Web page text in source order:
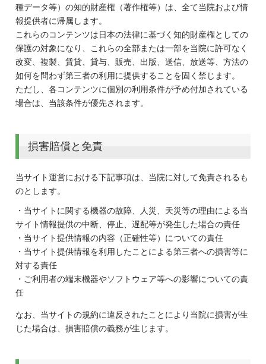
種データ等）の知的財産権（著作権等）は、全て当院および情
報提供者に帰属します。
これらのコンテンツは日本の法律に基づく知的財産権としての
保護の対象になり、これらの全部または一部を当院に許可なく
改変、複製、賃貸、貸与、販売、出版、送信、放送等、方法の
如何を問わず第三者の利用に提供することを固く禁じます。
ただし、各コンテンツに個別の利用条件が予め付加されている
場合は、当該条件が優先されます。
損害賠償と免責
当サイト運営における下記事項は、当院に対して免責されるも
のとします。
・当サイトに関する機器の故障、人災、天災等の理由による当
サイト情報提供の中断、停止、遅配等が発生した場合の責任
・当サイト提供情報の内容（正確性等）についての責任
・当サイト提供情報を利用したことによる第三者への損害等に
対する責任
・ご利用者の端末機器やソフトウェア等への影響についての責
任
なお、当サイトの規約に違反されたことにより当院に損害が生
じた場合は、損害賠償の義務が生じます。